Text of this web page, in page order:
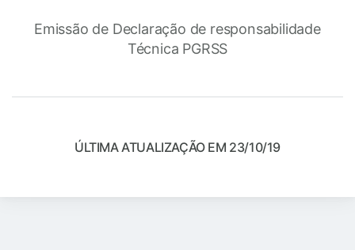
Emissão de Declaração de responsabilidade
Técnica PGRSS
ÚLTIMA ATUALIZAÇÃO EM 23/10/19